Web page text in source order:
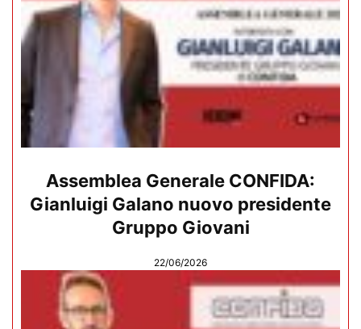
Assemblea Generale CONFIDA:
Gianluigi Galano nuovo presidente
Gruppo Giovani
22/06/2026